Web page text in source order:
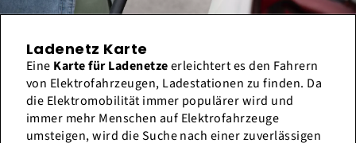
Ladenetz Karte
Eine Karte für Ladenetzeerleichtert es den Fahrern
von Elektrofahrzeugen, Ladestationen zu finden. Da
die Elektromobilität immer populärer wird und
immer mehr Menschen auf Elektrofahrzeuge
umsteigen, wird die Suche nach einer zuverlässigen